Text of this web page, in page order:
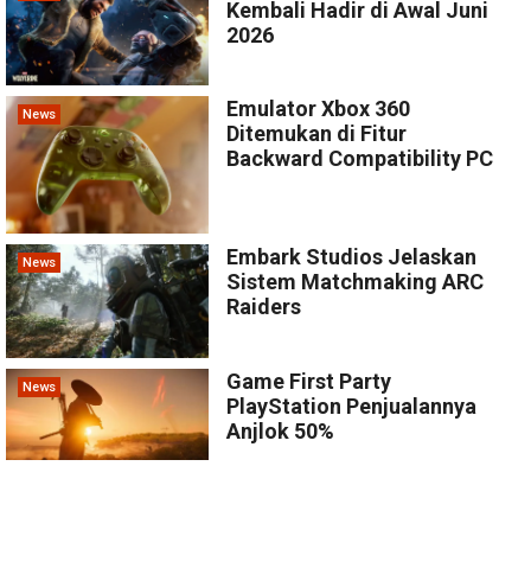
Kembali Hadir di Awal Juni
2026
News
Emulator Xbox 360
Ditemukan di Fitur
Backward Compatibility PC
News
Embark Studios Jelaskan
Sistem Matchmaking ARC
Raiders
News
Game First Party
PlayStation Penjualannya
Anjlok 50%